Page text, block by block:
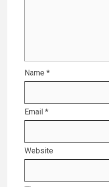
Name *
Email *
Website